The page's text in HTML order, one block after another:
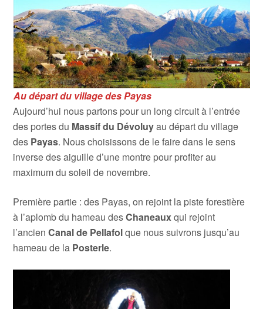
Au départ du village des Payas
Aujourd’hui nous partons pour un long circuit à l’entrée
des portes du Massif du Dévoluyau départ du village
des Payas. Nous choisissons de le faire dans le sens
inverse des aiguille d’une montre pour profiter au
maximum du soleil de novembre.
Première partie : des Payas, on rejoint la piste forestière
à l’aplomb du hameau desChaneauxqui rejoint
l’ancienCanal de Pellafolque nous suivrons jusqu’au
hameau de la Posterle.